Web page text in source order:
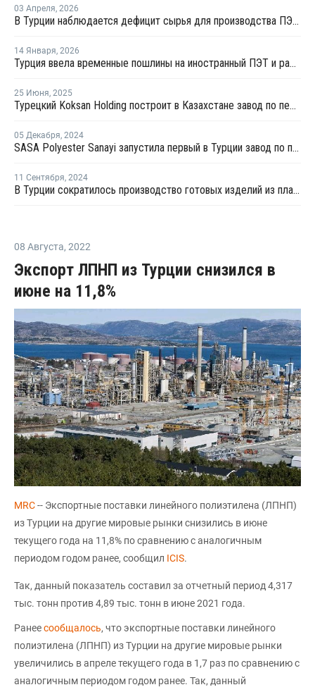
03 Апреля, 2026
В Турции наблюдается дефицит сырья для производства ПЭТ из-за войны на Ближнем Востоке
14 Января, 2026
Турция ввела временные пошлины на иностранный ПЭТ и расследует импорт ТФК
25 Июня, 2025
Турецкий Koksan Holding построит в Казахстане завод по переработке пластика
05 Декабря, 2024
SASA Polyester Sanayi запустила первый в Турции завод по производству ТФК
11 Сентября, 2024
В Турции сократилось производство готовых изделий из пластмасс и вырос экспорт полимеров
08 Августа, 2022
Экспорт ЛПНП из Турции снизился в
июне на 11,8%
MRC-- Экспортные поставки линейного полиэтилена (ЛПНП)
из Турции на другие мировые рынки снизились в июне
текущего года на 11,8% по сравнению с аналогичным
периодом годом ранее, сообщил ICIS.
Так, данный показатель составил за отчетный период 4,317
тыс. тонн против 4,89 тыс. тонн в июне 2021 года.
Ранеесообщалось, что экспортные поставки линейного
полиэтилена (ЛПНП) из Турции на другие мировые рынки
увеличились в апреле текущего года в 1,7 раз по сравнению с
аналогичным периодом годом ранее. Так, данный